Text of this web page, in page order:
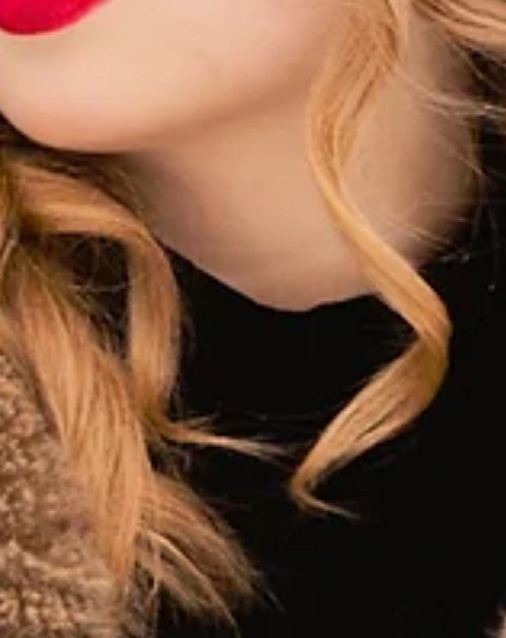
önemlidir. İşte kış modasına uygun bazı renk önerileri:
kadar geniş bir yelpazede tarzınızı oluşturabilirsiniz. Unutmayın, her birey özeldir ve giydiğiniz kıyafet de sizin kişiliğinizi yansıtmalıdır. Moda,
Şimdi hemen kişiye özel terzinizle iletişime geçin ve bu kışın en özgün giysilerine sahip olun!
strong>,